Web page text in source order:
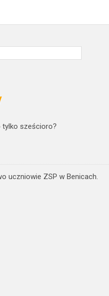
tylko sześcioro?
uczniowie ZSP w Benicach.